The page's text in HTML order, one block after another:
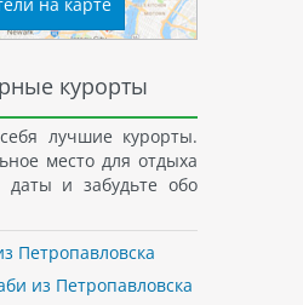
курорты
лучшие курорты.
место для отдыха
и забудьте обо
Петропавловска
из Петропавловска